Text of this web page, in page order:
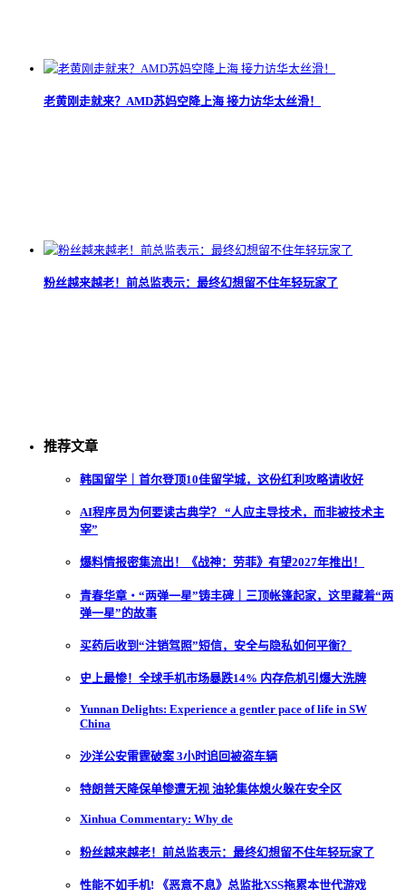
老黄刚走就来？AMD苏妈空降上海 接力访华太丝滑！
粉丝越来越老！前总监表示：最终幻想留不住年轻玩家了
推荐文章
韩国留学｜首尔登顶10佳留学城，这份红利攻略请收好
AI程序员为何要读古典学？ “人应主导技术，而非被技术主
宰”
爆料情报密集流出！《战神：劳菲》有望2027年推出！
青春华章・“两弹一星”铸丰碑｜三顶帐篷起家，这里藏着“两
弹一星”的故事
买药后收到“注销驾照”短信，安全与隐私如何平衡？
史上最惨！全球手机市场暴跌14% 内存危机引爆大洗牌
Yunnan Delights: Experience a gentler pace of life in SW
China
沙洋公安雷霆破案 3小时追回被盗车辆
特朗普天降保单惨遭无视 油轮集体熄火躲在安全区
Xinhua Commentary: Why de
粉丝越来越老！前总监表示：最终幻想留不住年轻玩家了
性能不如手机! 《恶意不息》总监批XSS拖累本世代游戏